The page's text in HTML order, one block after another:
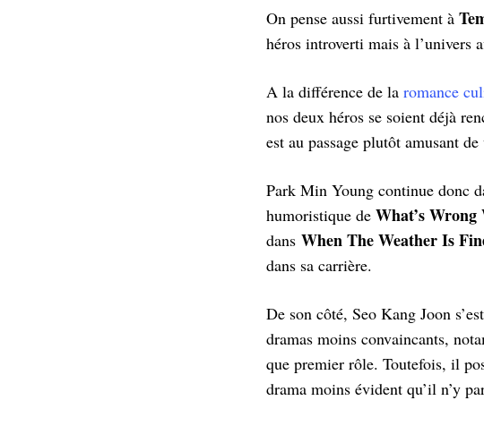
On pense aussi furtivement à
héros introverti mais à l’univers
A la différence de la romance
nos deux héros se soient déjà
est au passage plutôt amusant
Park Min Young continue donc
humoristique de What’s
dans When The Weather Is
dans sa carrière.
De son côté, Seo Kang Joon
dramas moins convaincants,
que premier rôle. Toutefois, il
drama moins évident qu’il n’y